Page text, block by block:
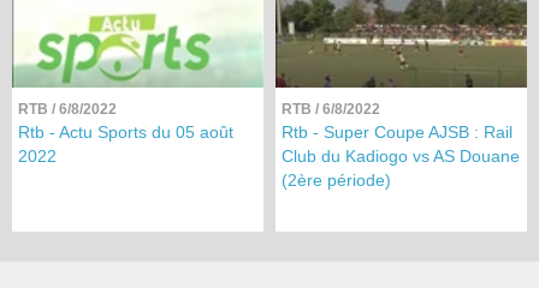
RTB / 6/8/2022
Rtb - Actu Sports du 05 août
2022
RTB / 6/8/2022
Rtb - Super Coupe AJSB : Rail
Club du Kadiogo vs AS Douane
(2ère période)